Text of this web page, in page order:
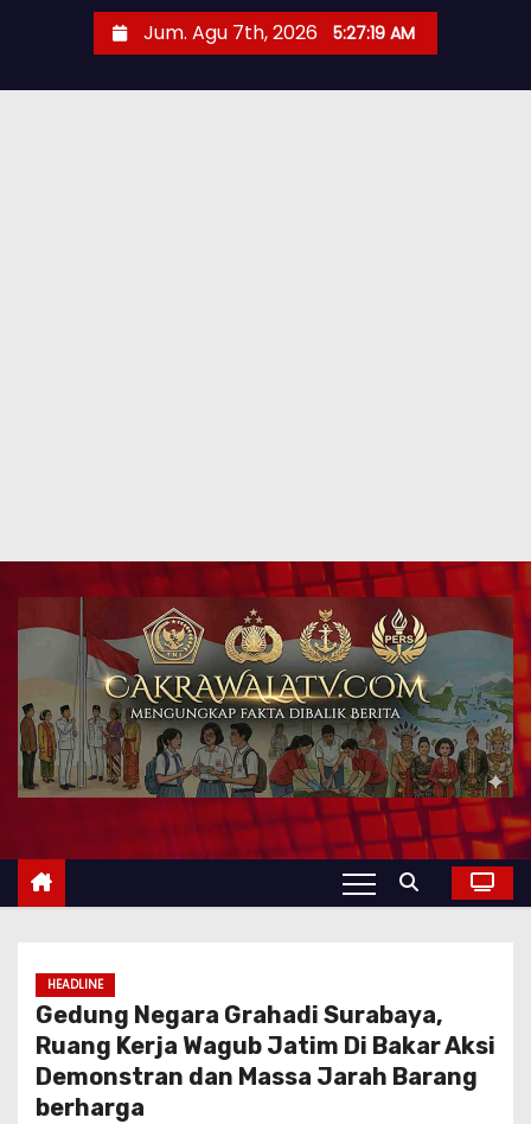
Jum. Agu 7th, 2026 5:27:20 AM
HEADLINE
Gedung Negara Grahadi Surabaya,
Ruang Kerja Wagub Jatim Di Bakar Aksi
Demonstran dan Massa Jarah Barang
berharga